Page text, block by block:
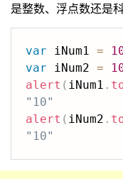
是整数、浮点数还是
var iNum1 =
var iNum2 =
alert ( iNum1 .
"10"
alert ( iNum2 .
"10"